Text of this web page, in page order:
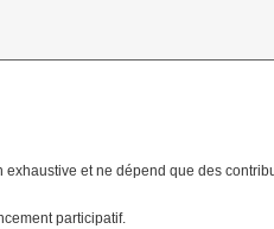
et ne dépend que des
participatif.